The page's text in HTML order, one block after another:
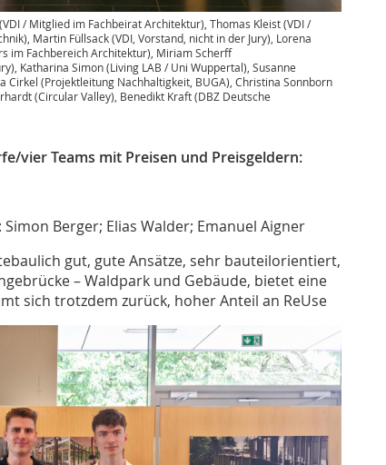
/ Mitglied im Fachbeirat Architektur), Thomas Kleist (VDI /
Martin Füllsack (VDI, Vorstand, nicht in der Jury), Lorena
im Fachbereich Architektur), Miriam Scherff
Katharina Simon (Living LAB / Uni Wuppertal), Susanne
Cirkel (Projektleitung Nachhaltigkeit, BUGA), Christina Sonnborn
(Circular Valley), Benedikt Kraft (DBZ Deutsche
vier Teams mit Preisen und Preisgeldern:
Berger; Elias Walder; Emanuel Aigner
gut, gute Ansätze, sehr bauteilorientiert,
– Waldpark und Gebäude, bietet eine
sich trotzdem zurück, hoher Anteil an ReUse